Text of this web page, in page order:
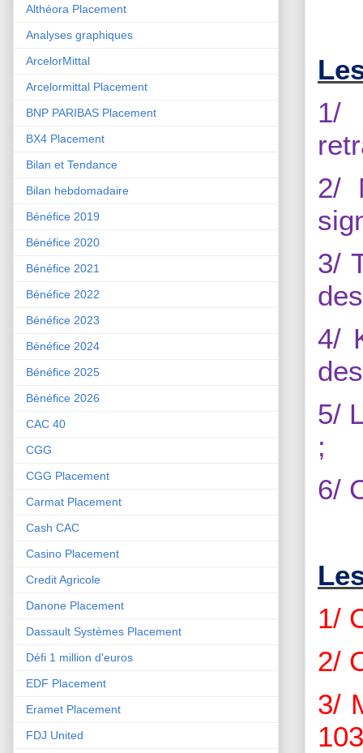
1/
2/
3/
4/
5/
;
6/
1/
2/
3/
Althéora Placement
Analyses graphiques
ArcelorMittal
Arcelormittal Placement
BNP PARIBAS Placement
BX4 Placement
Bilan et Tendance
Bilan hebdomadaire
Bénéfice 2019
Bénéfice 2020
Bénéfice 2021
Bénéfice 2022
Bénéfice 2023
Bénéfice 2024
Bénéfice 2025
Bénéfice 2026
CAC 40
CGG
CGG Placement
Carmat Placement
Cash CAC
Casino Placement
Credit Agricole
Danone Placement
Dassault Systèmes Placement
Défi 1 million d'euros
EDF Placement
Eramet Placement
FDJ United